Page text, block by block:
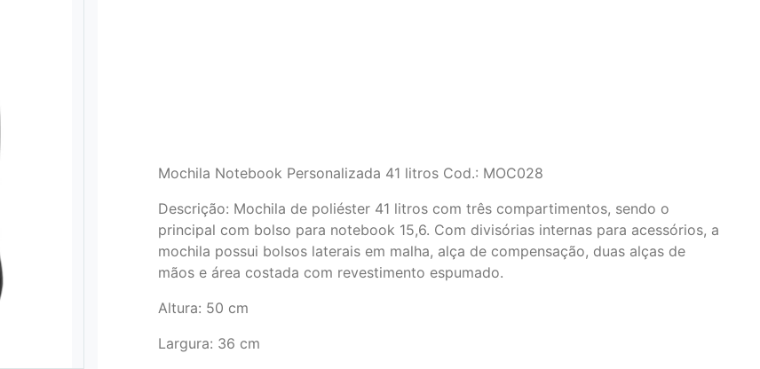
Mochila Notebook Personalizada 41 litros Cod.: MOC028
Descrição: Mochila de poliéster 41 litros com três compartimentos, sendo o
principal com bolso para notebook 15,6. Com divisórias internas para acessórios, a
mochila possui bolsos laterais em malha, alça de compensação, duas alças de
mãos e área costada com revestimento espumado.
Altura: 50 cm
Largura: 36 cm